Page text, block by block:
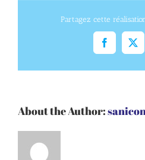
Partagez cette
Facebook
X
About the Author: